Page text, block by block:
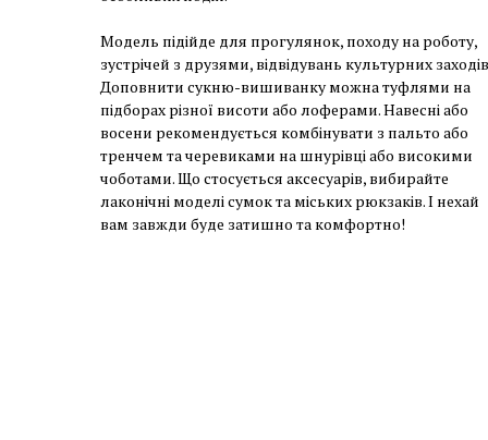
Модель підійде для прогулянок, походу на роботу,
зустрічей з друзями, відвідувань культурних
Доповнити сукню-вишиванку можна туфлями на
підборах різної висоти або лоферами. Навесні або
восени рекомендується комбінувати з пальто або
тренчем та черевиками на шнурівці або високими
чоботами. Що стосується аксесуарів, вибирайте
лаконічні моделі сумок та міських рюкзаків. І нехай
вам завжди буде затишно та комфортно!